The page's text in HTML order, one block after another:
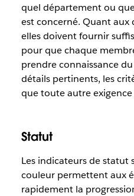
quel département ou
est concerné. Quant aux
elles doivent fournir
pour que chaque
prendre connaissance
détails pertinents, les
que toute autre
Statut
Les indicateurs de statut
couleur permettent aux
rapidement la